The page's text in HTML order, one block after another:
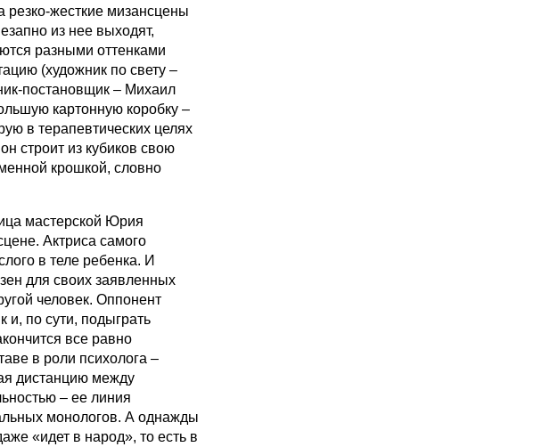
резко-жесткие мизансцены
из нее выходят,
разными оттенками
(художник по свету –
постановщик – Михаил
картонную коробку –
в терапевтических целях
строит из кубиков свою
крошкой, словно
мастерской Юрия
Актриса самого
в теле ребенка. И
для своих заявленных
человек. Оппонент
и, по сути, подыграть
все равно
в роли психолога –
дистанцию между
– ее линия
монологов. А однажды
«идет в народ», то есть в